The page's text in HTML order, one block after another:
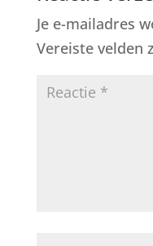
Je e-mailadres
Vereiste velden